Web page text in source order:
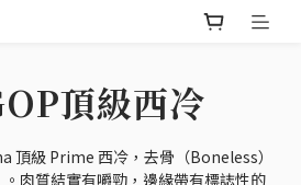
頂級西冷
頂級 Prime 西冷，去骨（Boneless）
肉質結實有嚼勁，邊緣帶有標誌性的